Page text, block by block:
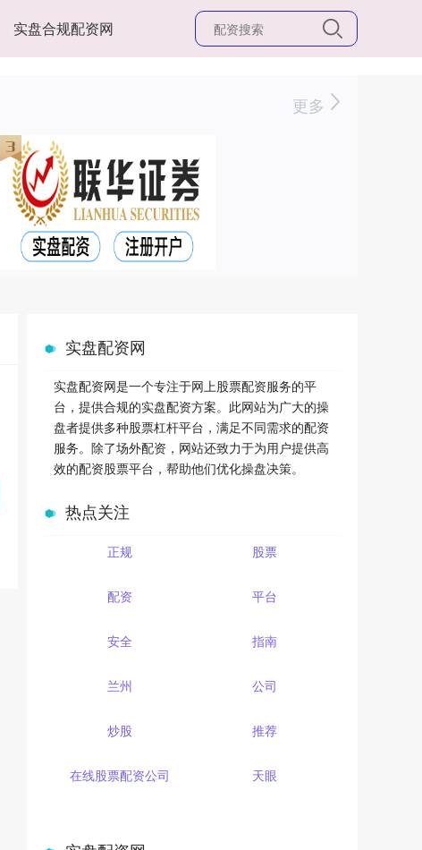
实盘合规配资网
更多
实盘配资网
实盘配资网是一个专注于网上股票配资服务的平
台，提供合规的实盘配资方案。此网站为广大的操
盘者提供多种股票杠杆平台，满足不同需求的配资
服务。除了场外配资，网站还致力于为用户提供高
效的配资股票平台，帮助他们优化操盘决策。
热点关注
正规 股票
配资 平台
安全 指南
兰州 公司
炒股 推荐
在线股票配资公司 天眼